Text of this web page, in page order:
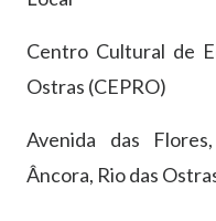
Centro Cultural de
Ostras (CEPRO)
Avenida das
Âncora, Rio das